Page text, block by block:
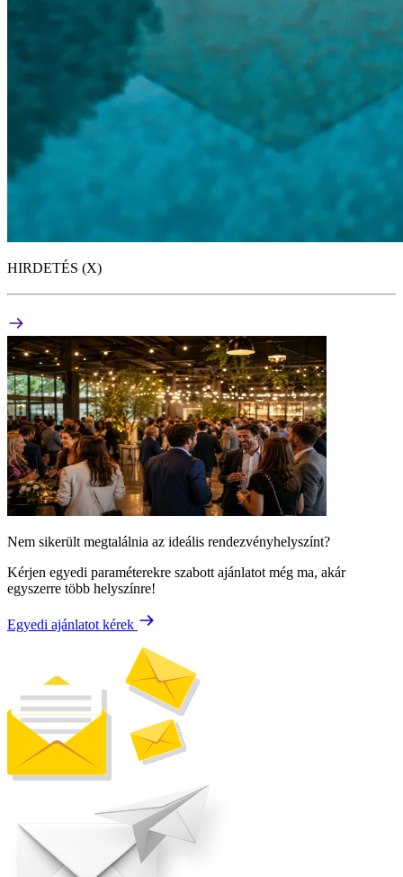
HIRDETÉS (X)
Nem sikerült megtalálnia az ideális rendezvényhelyszínt?
Kérjen egyedi paraméterekre szabott ajánlatot még ma, akár
egyszerre több helyszínre!
Egyedi ajánlatot kérek